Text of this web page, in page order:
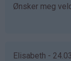
Ønsker meg
Elisabeth -